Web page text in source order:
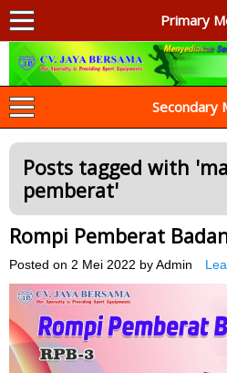
Primary
AGEN ALAT OLAHRAGA
Menyediakan Alat Olahraga
Secondary
Posts tagged with '
pemberat'
Rompi Pemberat
Posted on 2 Mei 2022 by Admin